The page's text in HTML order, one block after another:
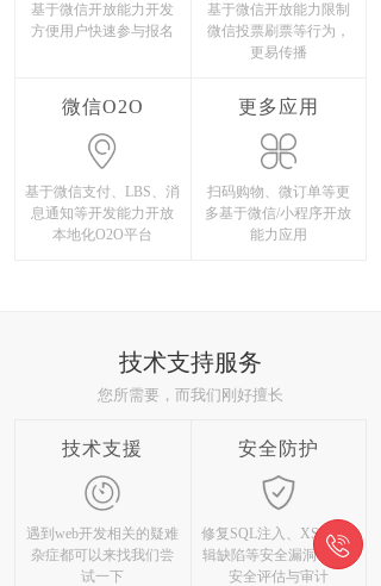
基于微信开放能力开发
方便用户快速参与报名
基于微信开放能力限制
微信投票刷票等行为，
更易传播
微信O2O
基于微信支付、LBS、消
息通知等开发能力开放
本地化O2O平台
更多应用
扫码购物、微订单等更
多基于微信/小程序开放
能力应用
技术支持服务
您所需要，而我们刚好擅长
技术支援
遇到web开发相关的疑难
杂症都可以来找我们尝
试一下
安全防护
修复SQL注入、XSS、逻
辑缺陷等安全漏洞，API
安全评估与审计
